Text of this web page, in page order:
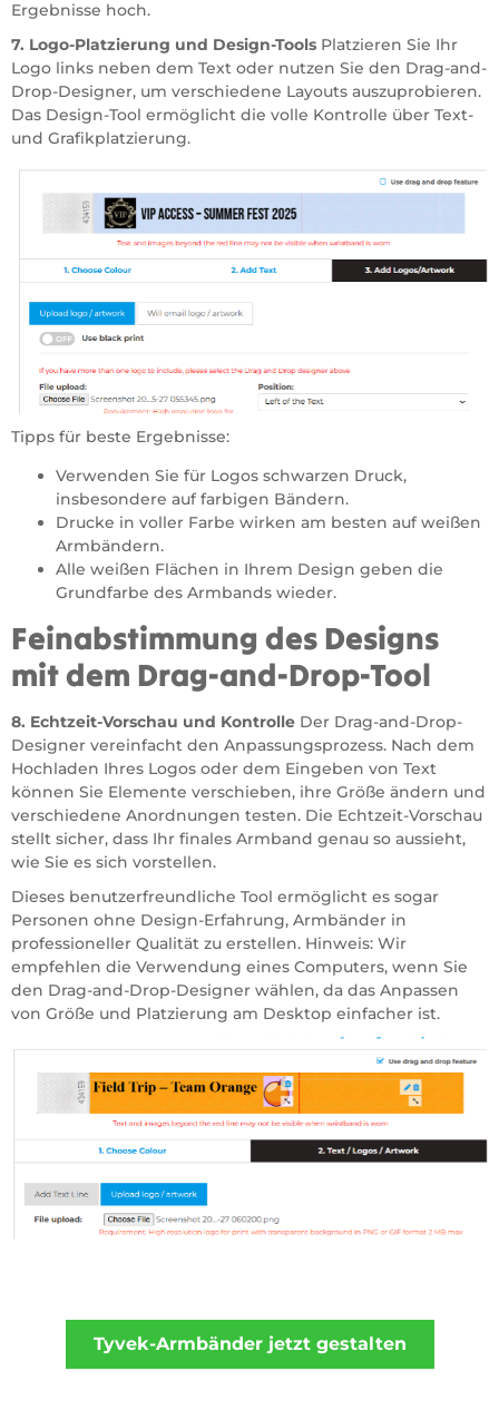
Ergebnisse hoch.
7. Logo-Platzierung und Design-Tools Platzieren Sie Ihr
Logo links neben dem Text oder nutzen Sie den Drag-and-
Drop-Designer, um verschiedene Layouts auszuprobieren.
Das Design-Tool ermöglicht die volle Kontrolle über Text-
und Grafikplatzierung.
Tipps für beste Ergebnisse:
Verwenden Sie für Logos schwarzen Druck,
insbesondere auf farbigen Bändern.
Drucke in voller Farbe wirken am besten auf weißen
Armbändern.
Alle weißen Flächen in Ihrem Design geben die
Grundfarbe des Armbands wieder.
Feinabstimmung des Designs
mit dem Drag-and-Drop-Tool
8. Echtzeit-Vorschau und Kontrolle Der Drag-and-Drop-
Designer vereinfacht den Anpassungsprozess. Nach dem
Hochladen Ihres Logos oder dem Eingeben von Text
können Sie Elemente verschieben, ihre Größe ändern und
verschiedene Anordnungen testen. Die Echtzeit-Vorschau
stellt sicher, dass Ihr finales Armband genau so aussieht,
wie Sie es sich vorstellen.
Dieses benutzerfreundliche Tool ermöglicht es sogar
Personen ohne Design-Erfahrung, Armbänder in
professioneller Qualität zu erstellen. Hinweis: Wir
empfehlen die Verwendung eines Computers, wenn Sie
den Drag-and-Drop-Designer wählen, da das Anpassen
von Größe und Platzierung am Desktop einfacher ist.